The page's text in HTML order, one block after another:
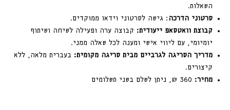
השאלות.
סרטוני הדרכה : גישה לסרטוני וידאו ממוקדים.
קבוצת וואטסאפ ייעודית: קבוצה ערה ופעילה לשיחה ושיתוף
יומיומי, עם ליווי אישי ומענה לכל שאלה ממני.
מדריך הסריגה לגרביים מבית סריגה מקומית: בעברית מלאה, ללא
קיצורים.
מחיר: